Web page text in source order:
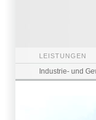
LEISTUNGEN
Industrie- und